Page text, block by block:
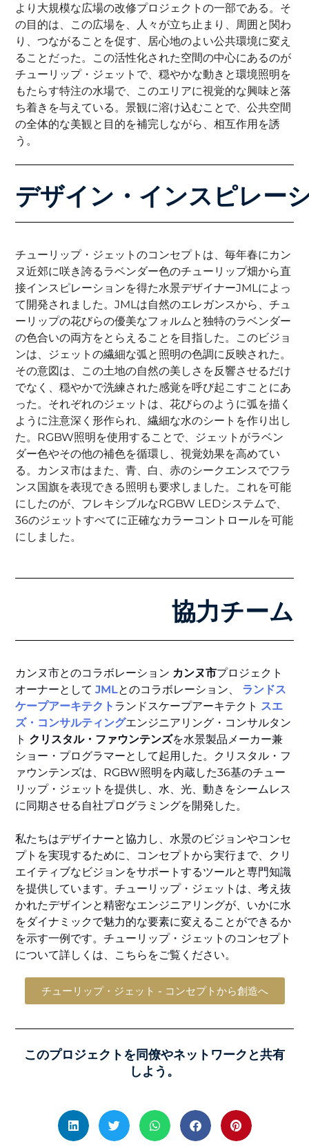
より大規模な広場の改修プロジェクトの一部である。そ
の目的は、この広場を、人々が立ち止まり、周囲と関わ
り、つながることを促す、居心地のよい公共環境に変え
ることだった。この活性化された空間の中心にあるのが
チューリップ・ジェットで、穏やかな動きと環境照明を
もたらす特注の水場で、このエリアに視覚的な興味と落
ち着きを与えている。景観に溶け込むことで、公共空間
の全体的な美観と目的を補完しながら、相互作用を誘
う。
デザイン・インスピレー
チューリップ・ジェットのコンセプトは、毎年春にカン
ヌ近郊に咲き誇るラベンダー色のチューリップ畑から直
接インスピレーションを得た水景デザイナーJMLによっ
て開発されました。JMLは自然のエレガンスから、チュ
ーリップの花びらの優美なフォルムと独特のラベンダー
の色合いの両方をとらえることを目指した。このビジョ
ンは、ジェットの繊細な弧と照明の色調に反映された。
その意図は、この土地の自然の美しさを反響させるだけ
でなく、穏やかで洗練された感覚を呼び起こすことにあ
った。それぞれのジェットは、花びらのように弧を描く
ように注意深く形作られ、繊細な水のシートを作り出し
た。RGBW照明を使用することで、ジェットがラベン
ダー色やその他の補色を循環し、視覚効果を高めてい
る。カンヌ市はまた、青、白、赤のシークエンスでフラ
ンス国旗を表現できる照明も要求しました。これを可能
にしたのが、フレキシブルなRGBW LEDシステムで、
36のジェットすべてに正確なカラーコントロールを可能
にしました。
協力チーム
カンヌ市とのコラボレーション カンヌ市プロジェクト
オーナーとしてJMLとのコラボレーション、 ランドス
ケープアーキテクト ランドスケープアーキテクト スエ
ズ・コンサルティングエンジニアリング・コンサルタン
ト クリスタル・ファウンテンズを水景製品メーカー兼
ショー・プログラマーとして起用した。クリスタル・フ
ァウンテンズは、RGBW照明を内蔵した36基のチュー
リップ・ジェットを提供し、水、光、動きをシームレス
に同期させる自社プログラミングを開発した。
私たちはデザイナーと協力し、水景のビジョンやコンセ
プトを実現するために、コンセプトから実行まで、クリ
エイティブなビジョンをサポートするツールと専門知識
を提供しています。チューリップ・ジェットは、考え抜
かれたデザインと精密なエンジニアリングが、いかに水
をダイナミックで魅力的な要素に変えることができるか
を示す一例です。チューリップ・ジェットのコンセプト
について詳しくは、こちらをご覧ください。
チューリップ・ジェット - コンセプトから創造へ
このプロジェクトを同僚やネットワークと共有
しよう。